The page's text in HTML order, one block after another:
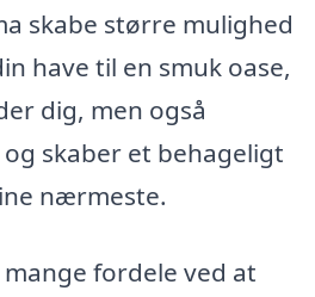
skabe større mulighed
have til en smuk oase,
dig, men også
skaber et behageligt
nærmeste.
fordele ved at